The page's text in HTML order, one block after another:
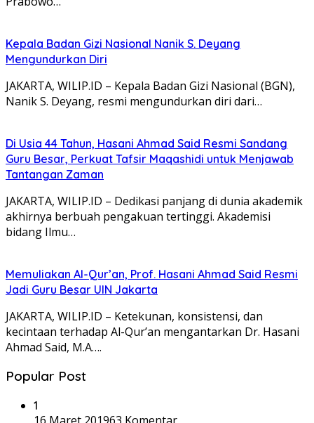
Kepala Badan Gizi Nasional Nanik S. Deyang
Mengundurkan Diri
JAKARTA, WILIP.ID – Kepala Badan Gizi Nasional (BGN),
Nanik S. Deyang, resmi mengundurkan diri dari…
Di Usia 44 Tahun, Hasani Ahmad Said Resmi Sandang
Guru Besar, Perkuat Tafsir Maqashidi untuk Menjawab
Tantangan Zaman
JAKARTA, WILIP.ID – Dedikasi panjang di dunia akademik
akhirnya berbuah pengakuan tertinggi. Akademisi
bidang Ilmu…
Memuliakan Al-Qur’an, Prof. Hasani Ahmad Said Resmi
Jadi Guru Besar UIN Jakarta
JAKARTA, WILIP.ID – Ketekunan, konsistensi, dan
kecintaan terhadap Al-Qur’an mengantarkan Dr. Hasani
Ahmad Said, M.A….
Popular Post
1